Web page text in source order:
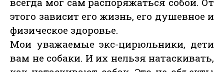
этого зависит его жизнь, его душевное и
физическое здоровье.
Мои уважаемые экс-цирюльники, дети
вам не собаки. И их нельзя натаскивать,